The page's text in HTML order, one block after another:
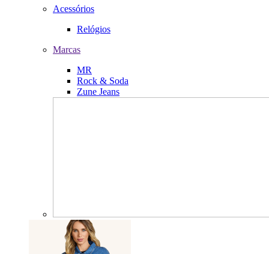
Acessórios
Relógios
Marcas
MR
Rock & Soda
Zune Jeans